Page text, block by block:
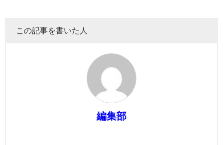
この記事を書いた人
編集部